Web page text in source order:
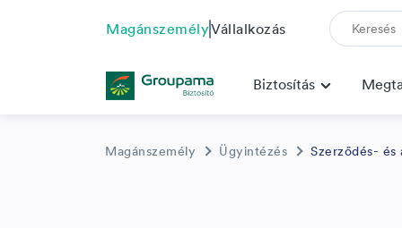
Az
MagánszemélyVállalkozás
Biztosítás
Magánszemély Ügyintézés Szerződés- és